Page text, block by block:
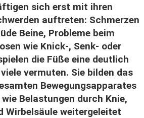
sich erst mit ihren
auftreten: Schmerzen
Beine, Probleme beim
wie Knick-, Senk- oder
die Füße eine deutlich
vermuten. Sie bilden das
Bewegungsapparates
Belastungen durch Knie,
Wirbelsäule weitergeleitet